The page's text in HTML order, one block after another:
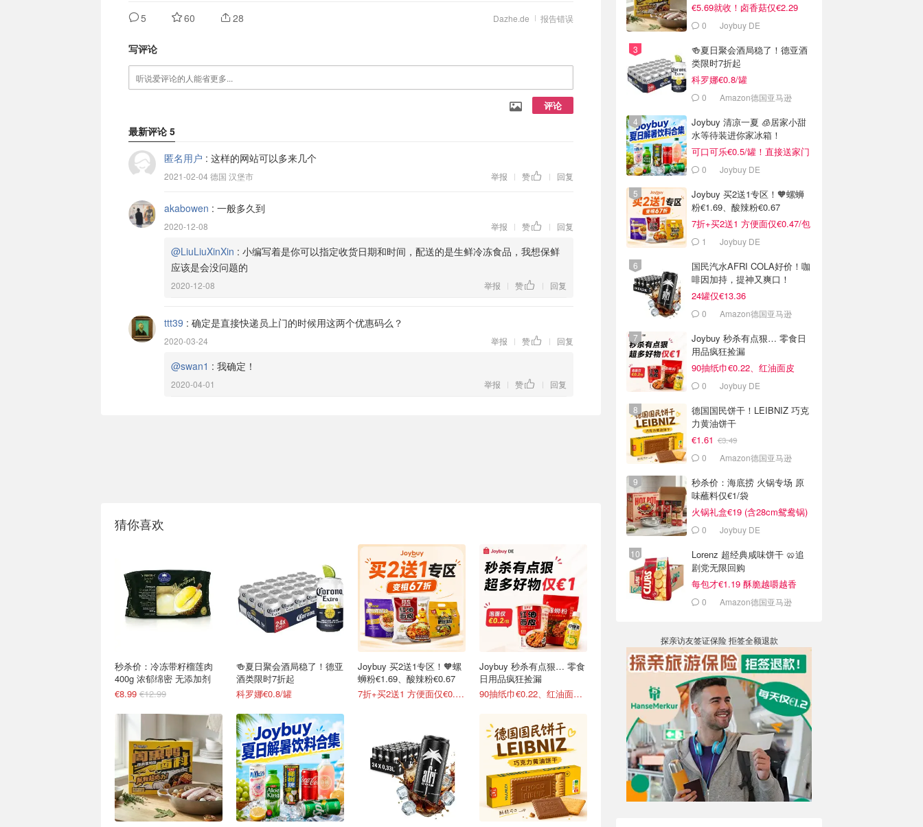
报告错误
Dazhe.de
5 60 28
写评论
评论
最新评论 5
匿名用户 : 这样的网站可以多来几个
2021-02-04 德国 汉堡市 举报 | 赞 | 回复
akabowen : 一般多久到
2020-12-08 举报 | 赞 | 回复
@LiuLiuXinXin : 小编写着是你可以指定收货日期和时间，配送的是生鲜冷冻食品，我想保鲜
应该是会没问题的
2020-12-08 举报 | 赞 | 回复
ttt39 : 确定是直接快递员上门的时候用这两个优惠码么？
2020-03-24 举报 | 赞 | 回复
@swan1 : 我确定！
2020-04-01 举报 | 赞 | 回复
猜你喜欢
秒杀价：冷冻带籽榴莲肉
400g 浓郁绵密 无添加剂
€8.99 €12.99
🍻夏日聚会酒局稳了！德亚
酒类限时7折起
科罗娜€0.8/罐
Joybuy 买2送1专区！🧡螺
蛳粉€1.69、酸辣粉€0.67
7折+买2送1 方便面仅€0.47/包
Joybuy 秒杀有点狠… 零食
日用品疯狂捡漏
90抽纸巾€0.22、红油面皮€0.99
€5.69就收！卤香菇仅€2.29
0 Joybuy DE
🍻夏日聚会酒局稳了！德亚酒
类限时7折起
科罗娜€0.8/罐
0 Amazon德国亚马逊
Joybuy 清凉一夏 🧊居家小甜
水等待装进你家冰箱！
可口可乐€0.5/罐！直接送家门
口 0 Joybuy DE
Joybuy 买2送1专区！🧡螺蛳
粉€1.69、酸辣粉€0.67
7折+买2送1 方便面仅€0.47/包
1 Joybuy DE
国民汽水AFRI COLA好价！咖
啡因加持，提神又爽口！
24罐仅€13.36
0 Amazon德国亚马逊
Joybuy 秒杀有点狠… 零食日
用品疯狂捡漏
90抽纸巾€0.22、红油面皮
€0.99
0 Joybuy DE
德国国民饼干！LEIBNIZ 巧克
力黄油饼干
€1.61 €3.49
0 Amazon德国亚马逊
秒杀价：海底捞 火锅专场 原
味蘸料仅€1/袋
火锅礼盒€19 (含28cm鸳鸯锅)
0 Joybuy DE
Lorenz 超经典咸味饼干 🥨追
剧党无限回购
每包才€1.19 酥脆越嚼越香
0 Amazon德国亚马逊
探亲访友签证保险 拒签全额退款